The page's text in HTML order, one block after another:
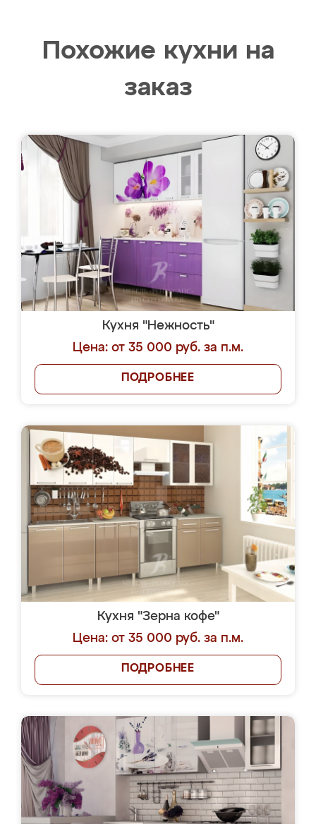
Похожие кухни на
заказ
Кухня "Нежность"
Цена: от 35 000 руб. за п.м.
ПОДРОБНЕЕ
Кухня "Зерна кофе"
Цена: от 35 000 руб. за п.м.
ПОДРОБНЕЕ